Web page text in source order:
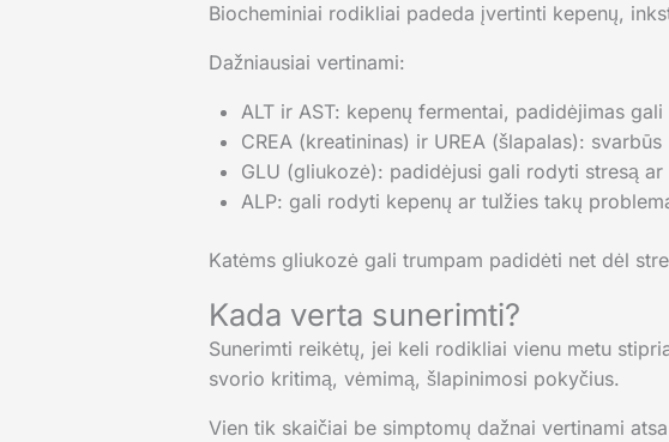
Biocheminiai rodikliai padeda įvertinti kepenų,
Dažniausiai vertinami:
ALT ir AST: kepenų fermentai, padidėjimas
CREA (kreatininas) ir UREA (šlapalas):
GLU (gliukozė): padidėjusi gali rodyti stresą
ALP: gali rodyti kepenų ar tulžies takų
Katėms gliukozė gali trumpam padidėti net dėl
Kada verta sunerimti?
Sunerimti reikėtų, jei keli rodikliai vienu metu
svorio kritimą, vėmimą, šlapinimosi pokyčius.
Vien tik skaičiai be simptomų dažnai vertinami